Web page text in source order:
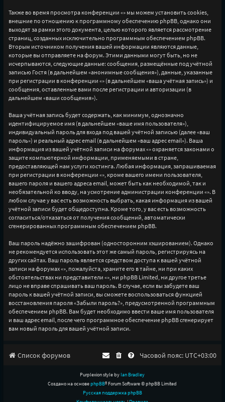
Также во время просмотра конференции «» мы можем установить cookies,
внешние по отношению к программному обеспечению phpBB, однако они
выходят за рамки этого документа, целью которого является рассмотрение
страниц, созданных исключительно программным обеспечением phpBB.
Вторым источником получения вашей информации являются данные,
которые вы отправляете на форум. Этими данными могут быть, но не
исчерпываются, следующие данные: сообщения, размещённые под учётной
записью Гостя (в дальнейшем «анонимные сообщения»), данные, указанные
при регистрации в конференции «» (в дальнейшем «ваша учётная запись») и
сообщения, оставленные вами после регистрации и авторизации (в
дальнейшем «ваши сообщения»).
Ваша учётная запись будет содержать, как минимум, однозначно
идентифицируемое имя (в дальнейшем «ваше имя пользователя»),
индивидуальный пароль для входа под вашей учётной записью (далее «ваш
пароль») и реальный адрес email (в дальнейшем «ваш адрес email»). Ваша
информация из вашей учётной записи на форумах «» охраняется законами о
защите компьютерной информации, применяемыми в стране,
предоставляющей нам услуги хостинга. Любая информация, запрашиваемая
при регистрации в конференции «», кроме вашего имени пользователя,
вашего пароля и вашего адреса email, может быть как необходимой, так и
необязательной ко вводу, на усмотрение администрации конференции «». В
любом случае у вас есть возможность выбрать, какая информация из вашей
учётной записи будет общедоступна. Кроме того, у вас есть возможность
согласиться/отказаться от получения сообщений, автоматически
сгенерированных программным обеспечением phpBB.
Ваш пароль надёжно зашифрован (односторонним хэшированием). Однако
не рекомендуется использовать этот же самый пароль, регистрируясь на
других сайтах. Ваш пароль является средством доступа к вашей учётной
записи на форумах «», пожалуйста, храните его в тайне, ни при каких
обстоятельствах ни представители «», ни phpBB Limited, ни другое третье
лицо не вправе спрашивать ваш пароль. В случае, если вы забудете ваш
пароль к вашей учётной записи, вы сможете воспользоваться функцией
восстановления пароля «Забыли пароль?», предусмотренной программным
обеспечением phpBB. Вам будет необходимо ввести ваше имя пользователя
и ваш адрес email, после чего программное обеспечение phpBB сгенерирует
вам новый пароль для вашей учётной записи.
Список форумов Часовой пояс: UTC+03:00
Purplexion style by Ian Bradley
Создано на основеphpBB® Forum Software © phpBB Limited
Русская поддержка phpBB